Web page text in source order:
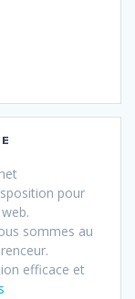
pour
sommes au
efficace et